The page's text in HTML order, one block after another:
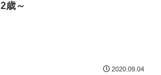
2歳～
2020.09.04